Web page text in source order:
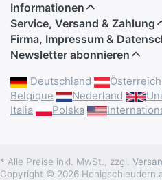
Informationen
Service, Versand & Zahlung
Firma, Impressum &
Newsletter abonnieren
Deutschland Österreich
Belgique
Nederland
Italia
Polska
* Alle Preise inkl. MwSt., zzgl.
Copyright © 2026